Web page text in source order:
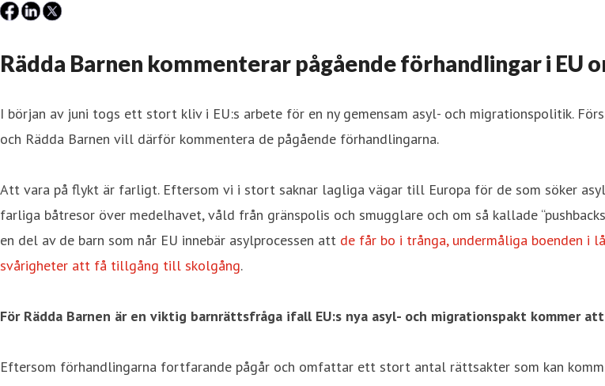
Rädda Barnen kommenterar pågående förhandlingar i EU
I början av juni togs ett stort kliv i EU:s arbete för en ny gemensam asyl- och migrationspolitik.
och Rädda Barnen vill därför kommentera de pågående förhandlingarna.
Att vara på flykt är farligt. Eftersom vi i stort saknar lagliga vägar till Europa för de som söker
farliga båtresor över medelhavet, våld från gränspolis och smugglare och om så kallade
en del av de barn som når EU innebär asylprocessen att de får bo i trånga, undermåliga boenden i
svårigheter att få tillgång till skolgång.
För Rädda Barnen är en viktig barnrättsfråga ifall EU:s nya asyl- och migrationspakt kommer
Eftersom förhandlingarna fortfarande pågår och omfattar ett stort antal rättsakter som kan